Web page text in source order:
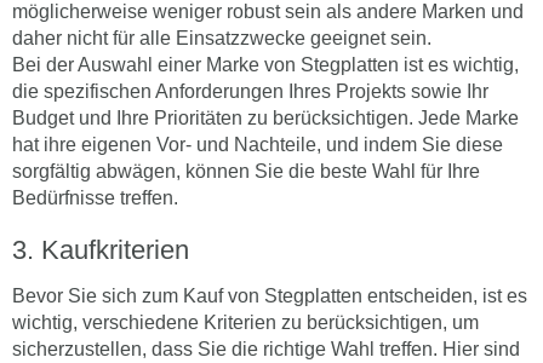
möglicherweise weniger robust sein als andere Marken und
daher nicht für alle Einsatzzwecke geeignet sein.
Bei der Auswahl einer Marke von Stegplatten ist es wichtig,
die spezifischen Anforderungen Ihres Projekts sowie Ihr
Budget und Ihre Prioritäten zu berücksichtigen. Jede Marke
hat ihre eigenen Vor- und Nachteile, und indem Sie diese
sorgfältig abwägen, können Sie die beste Wahl für Ihre
Bedürfnisse treffen.
Kaufkriterien
Bevor Sie sich zum Kauf von Stegplatten entscheiden, ist es
wichtig, verschiedene Kriterien zu berücksichtigen, um
sicherzustellen, dass Sie die richtige Wahl treffen. Hier sind